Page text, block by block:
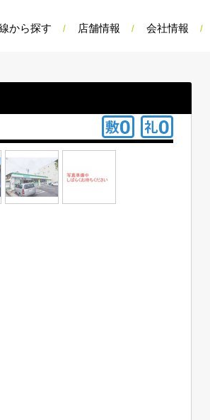
から探す 店舗情報 会社情報